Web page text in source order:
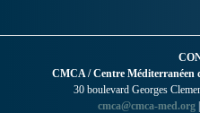
CMCA / Centre Méditerranéen
30 boulevard Georges
cmca@cmca-med.org